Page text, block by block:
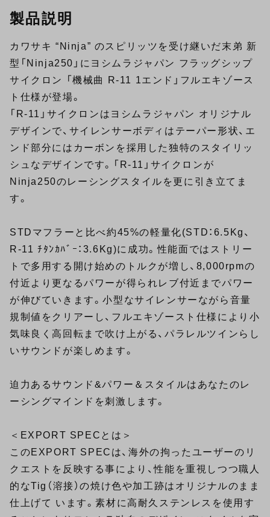
製品説明
カワサキ “Ninja” のスピリッツを受け継いだ末弟 新
型「Ninja250」にヨシムラジャパン フラッグシップ
サイクロン 「機械曲 R-11 1エンド」フルエキゾース
ト仕様が登場。
「R-11」サイクロンはヨシムラジャパン オリジナル
デザインで、サイレンサーボディはテーパー形状、エ
ンド部分にはカーボンを採用した独特のスタイリッ
シュなデザインです。「R-11」サイクロンが
Ninja250のレーシングスタイルを更に引き立てま
す。
STDマフラーと比べ約45%の軽量化(STD：6.5Kg、
R-11 ﾁﾀﾝｶﾊﾞｰ：3.6Kg)に成功。性能面ではストリー
トで多用する開け始めのトルクが増し、8,000rpmの
付近より更なるパワーが得られレブ付近までパワー
が伸びていきます。小型なサイレンサーながら音量
規制値をクリアーし、フルエキゾースト仕様により小
気味良く高回転まで吹け上がる、パラレルツインらし
いサウンドが楽しめます。
迫力あるサウンド&パワー＆スタイルはあなたのレ
ーシングマインドを刺激します。
＜EXPORT SPECとは＞
このEXPORT SPECは、海外の拘ったユーザーのリ
クエストを反映する事により、性能を重視しつつ職人
的なTig（溶接）の焼け色や加工跡はオリジナルのまま
仕上げて います。素材に高耐久ステンレスを使用す